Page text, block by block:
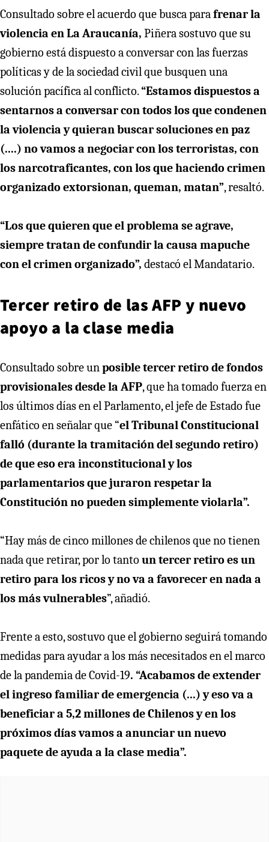
Consultado sobre el acuerdo que busca parafrenar la
violencia en La Araucanía, Piñera sostuvo que su
gobierno está dispuesto a conversar con las fuerzas
políticas y de la sociedad civil que busquen una
solución pacífica al conflicto.“Estamos dispuestos a
sentarnos a conversar con todos los que condenen
la violencia y quieran buscar soluciones en paz
(....) no vamos a negociar con los terroristas, con
los narcotraficantes, con los que haciendo crimen
organizado extorsionan, queman, matan”, resaltó.
“Los que quieren que el problema se agrave,
siempre tratan de confundir la causa mapuche
con el crimen organizado”, destacó el Mandatario.
Tercer retiro de las AFP y nuevo
apoyo a la clase media
Consultado sobre unposible tercer retiro de fondos
provisionales desde la AFP, que ha tomado fuerza en
los últimos días en el Parlamento, el jefe de Estado fue
enfático en señalar que “el Tribunal Constitucional
falló (durante la tramitación del segundo retiro)
de que eso era inconstitucional y los
parlamentarios que juraron respetar la
Constitución no pueden simplemente violarla”.
“Hay más de cinco millones de chilenos que no tienen
nada que retirar, por lo tanto un tercer retiro es un
retiro para los ricos y no va a favorecer en nada a
los más vulnerables”, añadió.
Frente a esto, sostuvo que el gobierno seguirá tomando
medidas para ayudar a los más necesitados en el marco
de la pandemia de Covid-19. “Acabamos de extender
el ingreso familiar de emergencia (...) y eso va a
beneficiar a 5,2 millones de Chilenos y en los
próximos días vamos a anunciar un nuevo
paquete de ayuda a la clase media”.